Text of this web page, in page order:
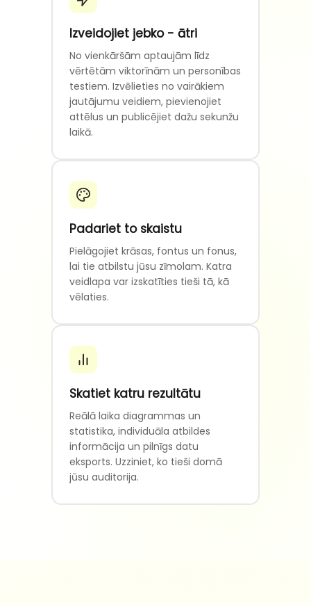
Izveidojiet jebko - ātri
No vienkāršām aptaujām līdz
vērtētām viktorīnām un personības
testiem. Izvēlieties no vairākiem
jautājumu veidiem, pievienojiet
attēlus un publicējiet dažu sekunžu
laikā.
Padariet to skaistu
Pielāgojiet krāsas, fontus un fonus,
lai tie atbilstu jūsu zīmolam. Katra
veidlapa var izskatīties tieši tā, kā
vēlaties.
Skatiet katru rezultātu
Reālā laika diagrammas un
statistika, individuāla atbildes
informācija un pilnīgs datu
eksports. Uzziniet, ko tieši domā
jūsu auditorija.